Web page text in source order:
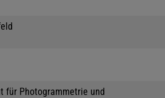
für Photogrammetrie und